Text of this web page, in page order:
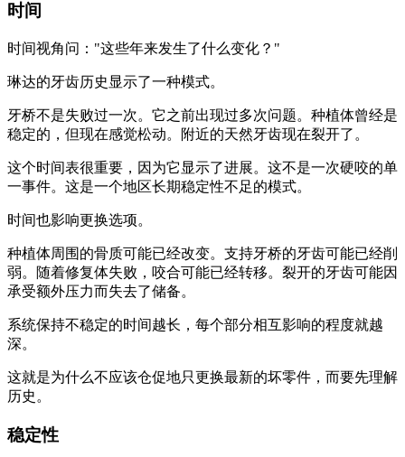
时间
时间视角问："这些年来发生了什么变化？"
琳达的牙齿历史显示了一种模式。
牙桥不是失败过一次。它之前出现过多次问题。种植体曾经是
稳定的，但现在感觉松动。附近的天然牙齿现在裂开了。
这个时间表很重要，因为它显示了进展。这不是一次硬咬的单
一事件。这是一个地区长期稳定性不足的模式。
时间也影响更换选项。
种植体周围的骨质可能已经改变。支持牙桥的牙齿可能已经削
弱。随着修复体失败，咬合可能已经转移。裂开的牙齿可能因
承受额外压力而失去了储备。
系统保持不稳定的时间越长，每个部分相互影响的程度就越
深。
这就是为什么不应该仓促地只更换最新的坏零件，而要先理解
历史。
稳定性